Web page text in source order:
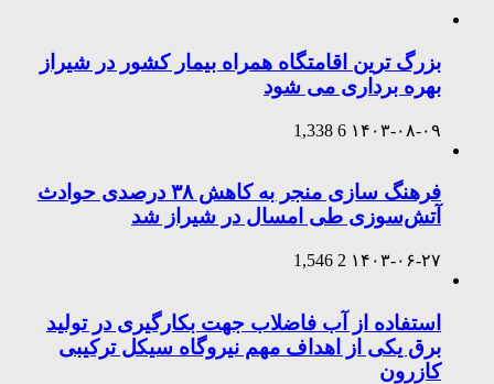
بزرگ ترین اقامتگاه همراه بیمار کشور در شیراز
بهره برداری می شود
۱۴۰۳-۰۸-۰۹ 6
1,338
فرهنگ سازی منجر به کاهش ۳۸ درصدی حوادث
آتش‌سوزی طی امسال در شیراز شد
۱۴۰۳-۰۶-۲۷ 2
1,546
استفاده از آب فاضلاب جهت بکارگیری در تولید
برق یکی از اهداف مهم نیروگاه سیکل ترکیبی
کازرون